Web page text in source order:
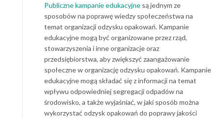
Publiczne kampanie edukacyjne są jednym ze
sposobów na poprawę wiedzy społeczeństwa na
temat organizacji odzysku opakowań. Kampanie
edukacyjne mogą być organizowane przez rząd,
stowarzyszenia i inne organizacje oraz
przedsiębiorstwa, aby zwiększyć zaangażowanie
społeczne w organizację odzysku opakowań. Kampanie
edukacyjne mogą składać się z informacji na temat
wpływu odpowiedniej segregacji odpadów na
środowisko, a także wyjaśniać, w jaki sposób można
wykorzystać odzysk opakowań do poprawy jakości